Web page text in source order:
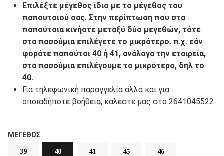
Επιλέξτε μέγεθος ίδιο με το μέγεθος του
παπουτσιού σας. Στην περίπτωση που στα
παπούτσια κινήστε μεταξύ δύο μεγεθών, τότε
στα πασούμια επιλέγετε το μικρότερο. π.χ. εάν
φοράτε παπούτσι 40 ή 41, ανάλογα την εταιρεία,
στα πασούμια επιλέγουμε το μικρότερο, δηλ το
40.
Για τηλεφωνική παραγγελία αλλά και για
οποιαδήποτε βοήθεια, καλέστε μας στο 2641045522
ΜΈΓΕΘΟΣ
39 40 41 45 46